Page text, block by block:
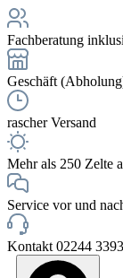
Fachberatung
Geschäft
rascher Versand
Mehr als 250 Zelte
Service vor und
Kontakt 02244